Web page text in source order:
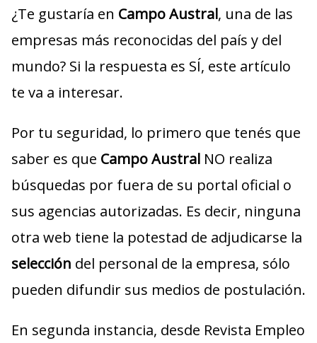
¿Te gustaría en Campo Austral, una de las
empresas más reconocidas del país y del
mundo? Si la respuesta es SÍ, este artículo
te va a interesar.
Por tu seguridad, lo primero que tenés que
saber es que Campo Austral NO realiza
búsquedas por fuera de su portal oficial o
sus agencias autorizadas. Es decir, ninguna
otra web tiene la potestad de adjudicarse la
selección del personal de la empresa, sólo
pueden difundir sus medios de postulación.
En segunda instancia, desde Revista Empleo